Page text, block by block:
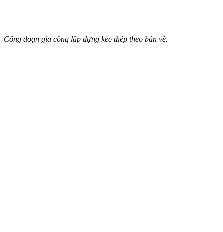
Công đoạn gia công lắp dựng kèo thép theo bản vẽ.